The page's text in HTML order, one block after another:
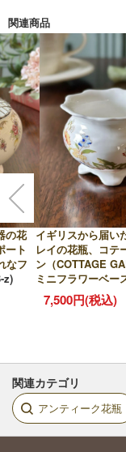
関連商品
の花
ート
なフ
z)
イギリスから届い
レイの花瓶、コテ
ン（COTTAGE
ミニフラワーベー
10402-z)
7,500円(税込)
関連カテゴリ
アンティーク花瓶